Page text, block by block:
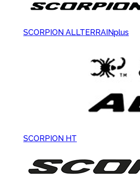
SCORPION ALLTERRAINplus
SCORPION HT